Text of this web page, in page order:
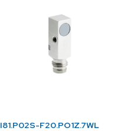
I81.P02S-F20.PO1Z.7WL